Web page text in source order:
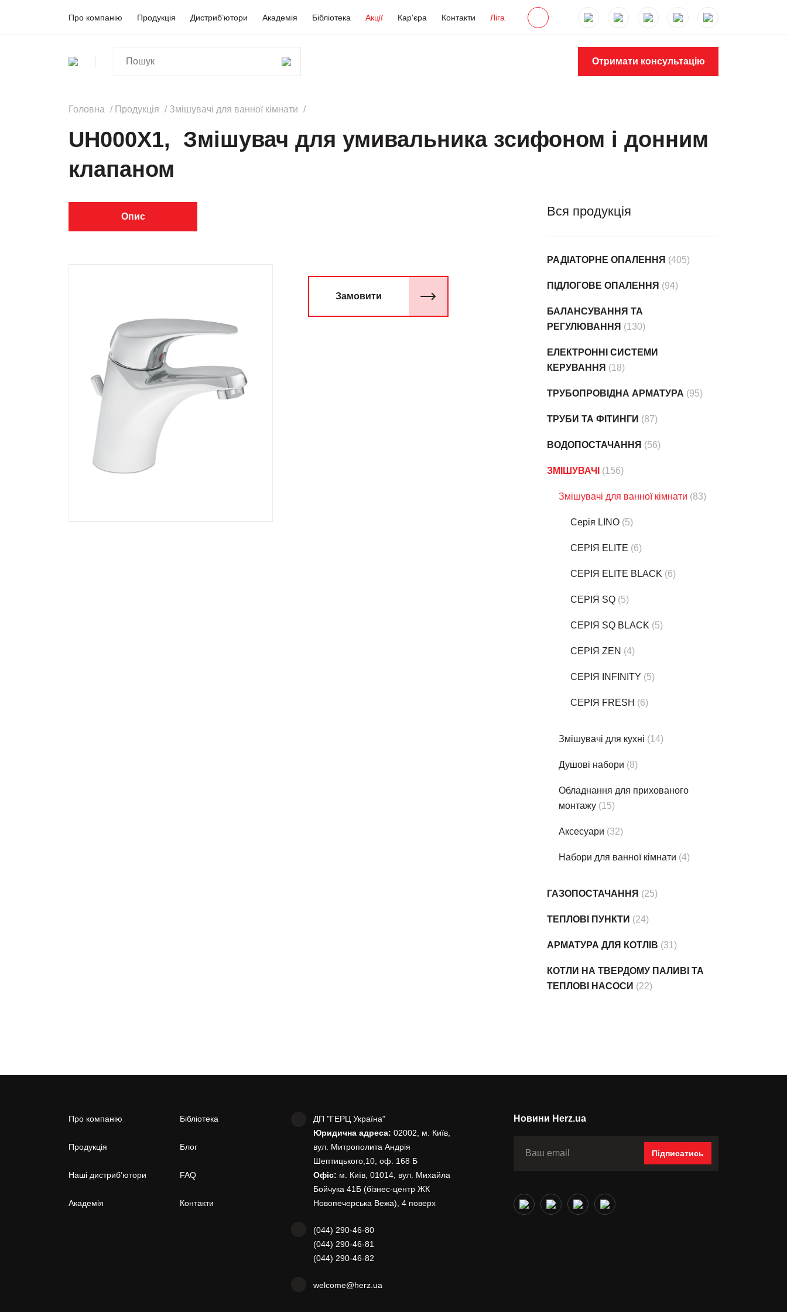
Про компанію Продукція Дистриб’ютори Академія Бібліотека Акції Кар'єра Контакти Ліга
Отримати консультацію
Головна Продукція Змішувачі для ванної кімнати
UH000X1, Змішувач для умивальника зсифоном і донним
клапаном
Опис
Замовити
Вся продукція
РАДІАТОРНЕ ОПАЛЕННЯ (405)
ПІДЛОГОВЕ ОПАЛЕННЯ (94)
БАЛАНСУВАННЯ ТА
РЕГУЛЮВАННЯ (130)
ЕЛЕКТРОННІ СИСТЕМИ
КЕРУВАННЯ (18)
ТРУБОПРОВІДНА АРМАТУРА (95)
ТРУБИ ТА ФІТИНГИ (87)
ВОДОПОСТАЧАННЯ (56)
ЗМІШУВАЧІ (156)
Змішувачі для ванної кімнати (83)
Серія LINO (5)
СЕРІЯ ELITE (6)
СЕРІЯ ELITE BLACK (6)
СЕРІЯ SQ (5)
СЕРІЯ SQ BLACK (5)
СЕРІЯ ZEN (4)
СЕРІЯ INFINITY (5)
СЕРІЯ FRESH (6)
Змішувачі для кухні (14)
Душові набори (8)
Обладнання для прихованого
монтажу (15)
Аксесуари (32)
Набори для ванної кімнати (4)
ГАЗОПОСТАЧАННЯ (25)
ТЕПЛОВІ ПУНКТИ (24)
АРМАТУРА ДЛЯ КОТЛІВ (31)
КОТЛИ НА ТВЕРДОМУ ПАЛИВІ ТА
ТЕПЛОВІ НАСОСИ (22)
Про компанію
Продукція
Наші дистриб’ютори
Академія
Бібліотека
Блог
FAQ
Контакти
ДП "ГЕРЦ Україна"
Юридична адреса: 02002, м. Київ,
вул. Митрополита Андрія
Шептицького,10, оф. 168 Б
Офіс: м. Київ, 01014, вул. Михайла
Бойчука 41Б (бізнес-центр ЖК
Новопечерська Вежа), 4 поверх
(044) 290-46-80
(044) 290-46-81
(044) 290-46-82
welcome@herz.ua
Новини Herz.ua
Підписатись